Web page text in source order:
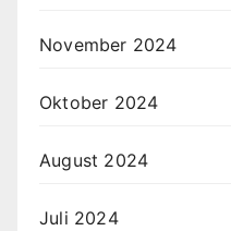
November 2024
Oktober 2024
August 2024
Juli 2024